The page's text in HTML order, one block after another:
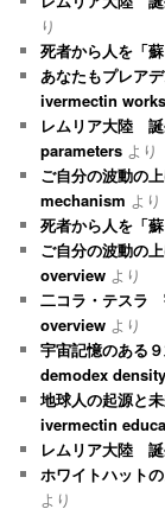
り
死者から人を「
あなたもプレア
ivermectin works
レムリア大陸
parameters より
ご自分の波動の
mechanism より
死者から人を「
ご自分の波動の
overview より
二コラ・テスラ
overview より
宇宙記憶のある
demodex
地球人の起源と
ivermectin
レムリア大陸
ホワイトハット
より